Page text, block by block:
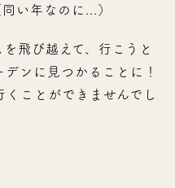
い年なのに...）
飛び越えて、行こうと
ンに見つかることに！
ことができませんでし